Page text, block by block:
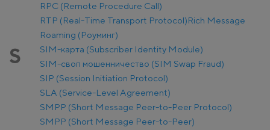
RPC (Remote Procedure Call)
RTP (Real-Time Transport Protocol)Rich Message
Roaming (Роуминг)
S
SIM-карта (Subscriber Identity Module)
SIM-своп мошенничество (SIM Swap Fraud)
SIP (Session Initiation Protocol)
SLA (Service-Level Agreement)
SMPP (Short Message Peer-to-Peer Protocol)
SMPP (Short Message Peer-to-Peer)